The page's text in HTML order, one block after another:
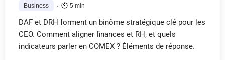
Business . 5 min
DAF et DRH forment un binôme stratégique clé pour les
CEO. Comment aligner finances et RH, et quels
indicateurs parler en COMEX ? Éléments de réponse.